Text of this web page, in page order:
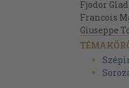
Fjodor
Francois
Giuseppe
Graham
H. E.
Heinrich
Heinrich